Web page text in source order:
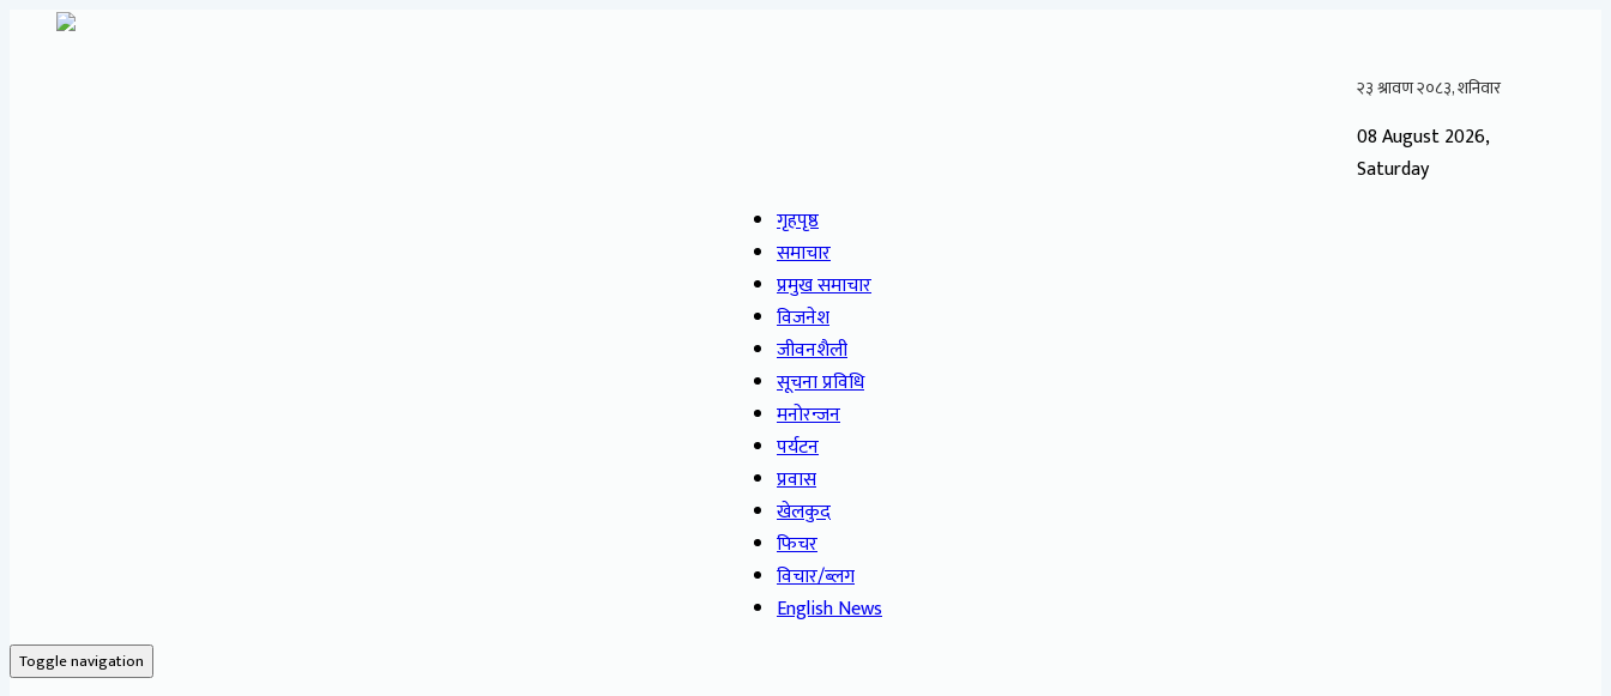
08 August 2026,
Saturday
गृहपृष्ठ
समाचार
प्रमुख समाचार
विजनेश
जीवनशैली
सूचना प्रविधि
मनोरन्जन
पर्यटन
प्रवास
खेलकुद
फिचर
विचार/ब्लग
English News
Toggle navigation